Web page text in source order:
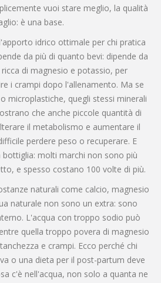
vuoi stare meglio, la qualità
è una base.
l'apporto idrico ottimale per chi pratica
da più di quanto bevi: dipende da
di magnesio e potassio, per
i crampi dopo l'allenamento. Ma se
microplastiche, quegli stessi minerali
che anche piccole quantità di
il metabolismo e aumentare il
perdere peso o recuperare. E
bottiglia: molti marchi non sono più
e spesso costano 100 volte di più.
naturali come calcio, magnesio
naturale non sono un extra: sono
L'acqua con troppo sodio può
quella troppo povera di magnesio
e crampi. Ecco perché chi
o una dieta per il post-partum deve
c'è nell'acqua, non solo a quanta ne